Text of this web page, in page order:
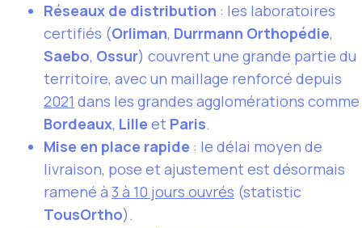
Réseaux de distribution : les laboratoires
certifiés (Orliman, Durrmann Orthopédie,
Saebo, Ossur) couvrent une grande partie du
territoire, avec un maillage renforcé depuis
2021 dans les grandes agglomérations comme
Bordeaux, Lille et Paris.
Mise en place rapide : le délai moyen de
livraison, pose et ajustement est désormais
ramené à 3 à 10 jours ouvrés (statistic
TousOrtho).